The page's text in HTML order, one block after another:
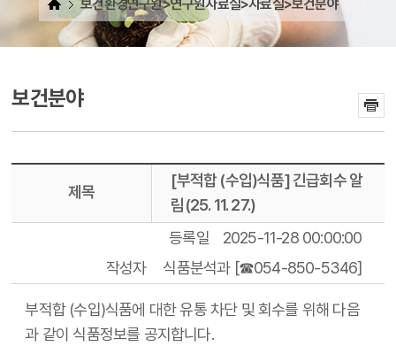
보건환경연구원>연구원자료실>자료실>보건분야
보건분야
제목
[부적합 (수입)식품] 긴급회수 알
림(25. 11. 27.)
등록일
2025-11-28 00:00:00
작성자
식품분석과 [☎054-850-5346]
부적합 (수입)식품에 대한 유통 차단 및 회수를 위해 다음
과 같이 식품정보를 공지합니다.